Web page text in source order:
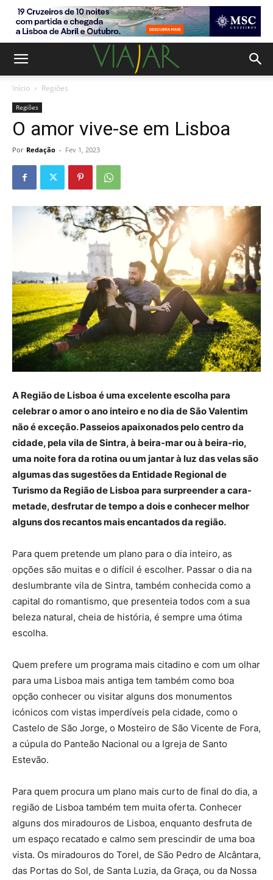
Início Regiões
Regiões
O amor vive-se em Lisboa
Por Redação - Fev 1, 2023
A Região de Lisboa é uma excelente escolha para
celebrar o amor o ano inteiro e no dia de São Valentim
não é exceção. Passeios apaixonados pelo centro da
cidade, pela vila de Sintra, à beira-mar ou à beira-rio,
uma noite fora da rotina ou um jantar à luz das velas são
algumas das sugestões da Entidade Regional de
Turismo da Região de Lisboa para surpreender a cara-
metade, desfrutar de tempo a dois e conhecer melhor
alguns dos recantos mais encantados da região.
Para quem pretende um plano para o dia inteiro, as
opções são muitas e o difícil é escolher. Passar o dia na
deslumbrante vila de Sintra, também conhecida como a
capital do romantismo, que presenteia todos com a sua
beleza natural, cheia de história, é sempre uma ótima
escolha.
Quem prefere um programa mais citadino e com um olhar
para uma Lisboa mais antiga tem também como boa
opção conhecer ou visitar alguns dos monumentos
icónicos com vistas imperdíveis pela cidade, como o
Castelo de São Jorge, o Mosteiro de São Vicente de Fora,
a cúpula do Panteão Nacional ou a Igreja de Santo
Estevão.
Para quem procura um plano mais curto de final do dia, a
região de Lisboa também tem muita oferta. Conhecer
alguns dos miradouros de Lisboa, enquanto desfruta de
um espaço recatado e calmo sem prescindir de uma boa
vista. Os miradouros do Torel, de São Pedro de Alcântara,
das Portas do Sol, de Santa Luzia, da Graça, ou da Nossa